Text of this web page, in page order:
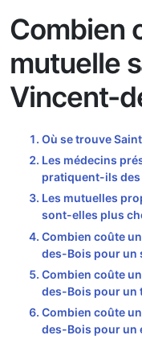
Combien
mutuelle
Vincent-
Où se trouve
Les médecins
pratiquent-ils
Les mutuelles
sont-elles plus
Combien coûte
des-Bois pour un
Combien coûte
des-Bois pour un
Combien coûte
des-Bois pour un